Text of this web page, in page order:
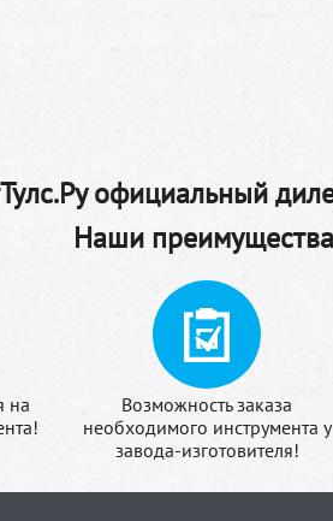
официальный
Наши
на
Возможность заказа
необходимого инструмента у
завода-изготовителя!